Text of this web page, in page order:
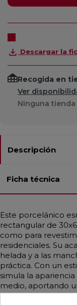
Descargar la
Recogida en
Ver
Ninguna
Descripción
Ficha técnica
Este porcelánico
rectangular de
como para
residenciales. Su
helada y a las
práctica. Con un
simula la
medio, aportando
ambiente.